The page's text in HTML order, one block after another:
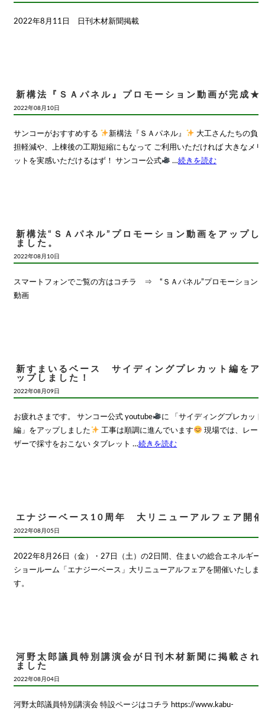
2022年8月11日 日刊木材新聞掲載
新構法『ＳＡパネル』プロモーション動画が完成★
2022年08月10日
サンコーがおすすめする 新構法『ＳＡパネル』
大工さんたちの負
担軽減や、上棟後の工期短縮にもなって ご利用いただければ 大きなメリ
ットを実感いただけるはず！ サンコー公式
…続きを読む
新構法“ＳＡパネル”プロモーション動画をアップし
ました。
2022年08月10日
スマートフォンでご覧の方はコチラ ⇒ “ＳＡパネル”プロモーション
動画
新すまいるベース サイディングプレカット編をア
ップしました！
2022年08月09日
お疲れさまです。 サンコー公式 youtube
に 「サイディングプレカット
編」をアップしました
工事は順調に進んでいます
現場では、レー
ザーで採寸をおこない タブレット …続きを読む
エナジーベース10周年 大リニューアルフェア開催
2022年08月05日
2022年8月26日（金）・27日（土）の2日間、住まいの総合エネルギー
ショールーム「エナジーベース」大リニューアルフェアを開催いたしま
す。
河野太郎議員特別講演会が日刊木材新聞に掲載され
ました
2022年08月04日
河野太郎議員特別講演会 特設ページはコチラ https://www.kabu-